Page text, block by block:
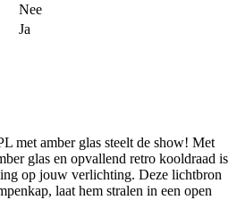
Nee
Ja
met amber glas steelt de show! Met
glas en opvallend retro kooldraad is
op jouw verlichting. Deze lichtbron
laat hem stralen in een open